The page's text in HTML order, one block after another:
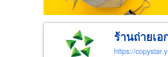
ร้านถ่ายเ
https://